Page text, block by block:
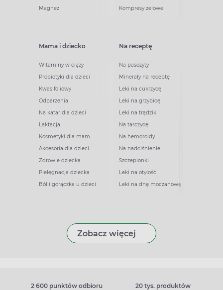
Magnez
Kompresy żelowe
Mama i dziecko
Witaminy w ciąży
Probiotyki dla dzieci
Kwas foliowy
Odparzenia
Na katar dla dzieci
Laktacja
Kosmetyki dla mam
Akcesoria dla dzieci
Zdrowie dziecka
Pielęgnacja dziecka
Ból i gorączka u dzieci
Na receptę
Na pasożyty
Minerały na receptę
Leki na cukrzycę
Leki na grzybicę
Leki na trądzik
Na tarczycę
Na hemoroidy
Na nadciśnienie
Szczepionki
Leki na otyłość
Leki na dnę moczanową
Zobacz więcej
2 600 punktów odbioru 20 tys. produktów